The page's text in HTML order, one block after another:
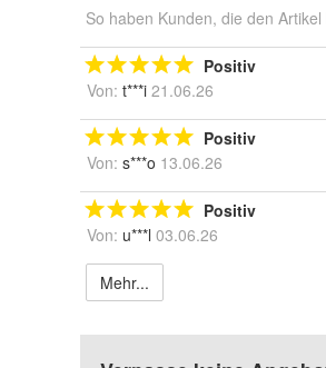
So haben Kunden, die den
Positiv
Von: t***i 21.06.26
Positiv
Von: s***o 13.06.26
Positiv
Von: u***l 03.06.26
Mehr...